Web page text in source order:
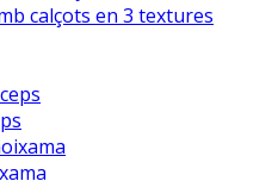
calçots en 3 textures